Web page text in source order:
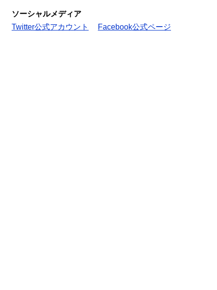
ソーシャルメディア
Twitter公式アカウント
Facebook公式ページ